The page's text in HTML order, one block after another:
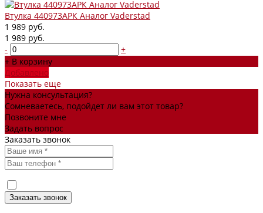
Втулка 440973АРК Аналог Vaderstad
1 989 руб.
1 989 руб.
-
+
+ В корзину
Добавлено
Показать еще
Нужна консультация?
Сомневаетесь, подойдет ли вам этот товар?
Позвоните мне
Задать вопрос
Заказать звонок